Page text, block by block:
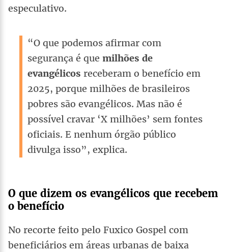
especulativo.
“O que podemos afirmar com
segurança é que milhões de
evangélicos receberam o benefício em
2025, porque milhões de brasileiros
pobres são evangélicos. Mas não é
possível cravar ‘X milhões’ sem fontes
oficiais. E nenhum órgão público
divulga isso”, explica.
O que dizem os evangélicos que recebem
o benefício
No recorte feito pelo Fuxico Gospel com
beneficiários em áreas urbanas de baixa